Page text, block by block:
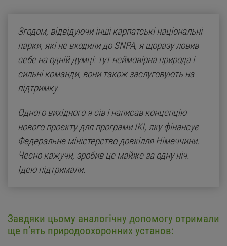
Згодом, відвідуючи інші карпатські національні
парки, які не входили до SNPA, я щоразу ловив
себе на одній думці: тут неймовірна природа і
сильні команди, вони також заслуговують на
підтримку.
Одного вихідного я сів і написав концепцію
нового проєкту для програми IKI, яку фінансує
Федеральне міністерство довкілля Німеччини.
Чесно кажучи, зробив це майже за одну ніч.
Ідею підтримали.
Завдяки цьому аналогічну допомогу отримали
ще п’ять природоохоронних установ: